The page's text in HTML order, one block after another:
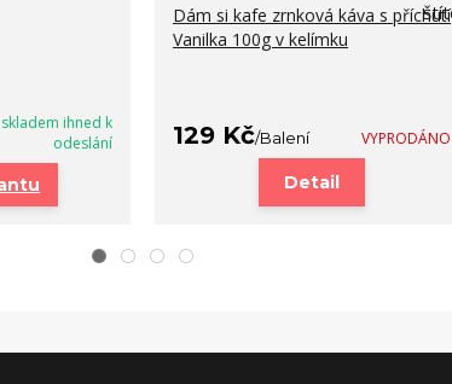
skladem ihned k
odeslání
Dám si kafe zrnková káva s příchutí
Vanilka 100g v kelímku
129 Kč/Balení VYPRODÁNO
Detail